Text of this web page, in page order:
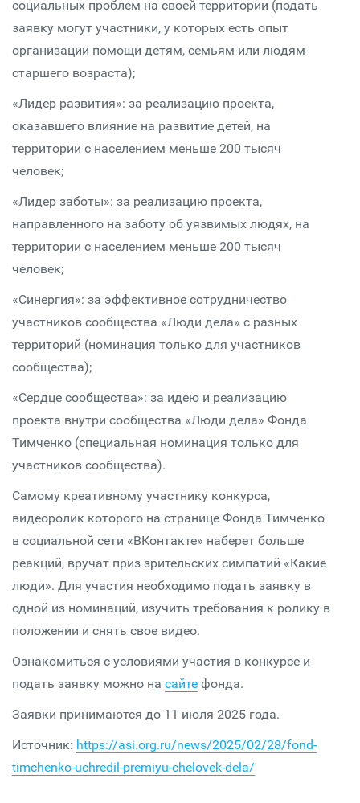
социальных проблем на своей территории (подать
заявку могут участники, у которых есть опыт
организации помощи детям, семьям или людям
старшего возраста);
«Лидер развития»: за реализацию проекта,
оказавшего влияние на развитие детей, на
территории с населением меньше 200 тысяч
человек;
«Лидер заботы»: за реализацию проекта,
направленного на заботу об уязвимых людях, на
территории с населением меньше 200 тысяч
человек;
«Синергия»: за эффективное сотрудничество
участников сообщества «Люди дела» с разных
территорий (номинация только для участников
сообщества);
«Сердце сообщества»: за идею и реализацию
проекта внутри сообщества «Люди дела» Фонда
Тимченко (специальная номинация только для
участников сообщества).
Самому креативному участнику конкурса,
видеоролик которого на странице Фонда Тимченко
в социальной сети «ВКонтакте» наберет больше
реакций, вручат приз зрительских симпатий «Какие
люди». Для участия необходимо подать заявку в
одной из номинаций, изучить требования к ролику в
положении и снять свое видео.
Ознакомиться с условиями участия в конкурсе и
подать заявку можно на сайте фонда.
Заявки принимаются до 11 июля 2025 года.
Источник: https://asi.org.ru/news/2025/02/28/fond-
timchenko-uchredil-premiyu-chelovek-dela/